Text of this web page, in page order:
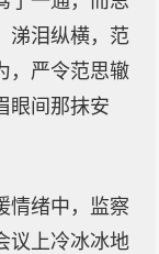
涕泪纵横，范
，严令范思辙
眼间那抹安
情绪中，监察
议上冷冰冰地